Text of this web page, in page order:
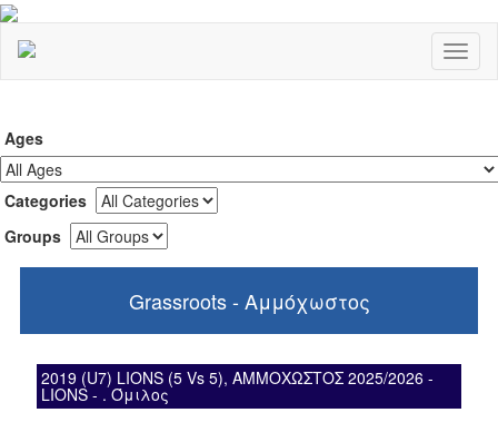
Ages
Categories
Groups
Grassroots - Αμμόχωστος
2019 (U7) LIONS (5 Vs 5), ΑΜΜΟΧΩΣΤΟΣ 2025/2026 -
LIONS - . Όμιλος